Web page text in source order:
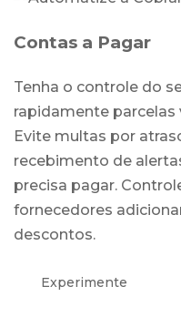
Contas a Pagar
Tenha o controle do
rapidamente parcelas
Evite multas por
recebimento de
precisa pagar.
fornecedores
descontos.
Experimente